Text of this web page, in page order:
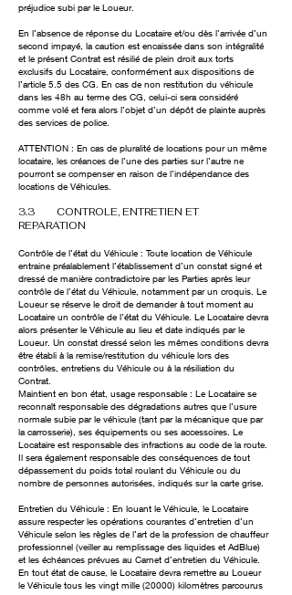
préjudice subi par le Loueur.
En l’absence de réponse du Locataire et/ou dès l’arrivée d’un
second impayé, la caution est encaissée dans son intégralité
et le présent Contrat est résilié de plein droit aux torts
exclusifs du Locataire, conformément aux dispositions de
l’article 5.5 des CG. En cas de non restitution du véhicule
dans les 48h au terme des CG, celui-ci sera considéré
comme volé et fera alors l’objet d’un dépôt de plainte auprès
des services de police.
ATTENTION : En cas de pluralité de locations pour un même
locataire, les créances de l’une des parties sur l’autre ne
pourront se compenser en raison de l’indépendance des
locations de Véhicules.
3.3 CONTROLE, ENTRETIEN ET
REPARATION
Contrôle de l’état du Véhicule : Toute location de Véhicule
entraine préalablement l’établissement d’un constat signé et
dressé de manière contradictoire par les Parties après leur
contrôle de l’état du Véhicule, notamment par un croquis. Le
Loueur se réserve le droit de demander à tout moment au
Locataire un contrôle de l’état du Véhicule. Le Locataire devra
alors présenter le Véhicule au lieu et date indiqués par le
Loueur. Un constat dressé selon les mêmes conditions devra
être établi à la remise/restitution du véhicule lors des
contrôles, entretiens du Véhicule ou à la résiliation du
Contrat.
Maintient en bon état, usage responsable : Le Locataire se
reconnaît responsable des dégradations autres que l’usure
normale subie par le véhicule (tant par la mécanique que par
la carrosserie), ses équipements ou ses accessoires. Le
Locataire est responsable des infractions au code de la route.
Il sera également responsable des conséquences de tout
dépassement du poids total roulant du Véhicule ou du
nombre de personnes autorisées, indiqués sur la carte grise.
Entretien du Véhicule : En louant le Véhicule, le Locataire
assure respecter les opérations courantes d’entretien d’un
Véhicule selon les règles de l’art de la profession de chauffeur
professionnel (veiller au remplissage des liquides et AdBlue)
et les échéances prévues au Carnet d’entretien du Véhicule.
En tout état de cause, le Locataire devra remettre au Loueur
le Véhicule tous les vingt mille (20000) kilomètres parcourus